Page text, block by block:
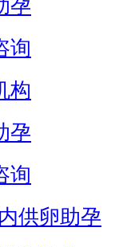
孕
询
构
孕
询
供卵助孕